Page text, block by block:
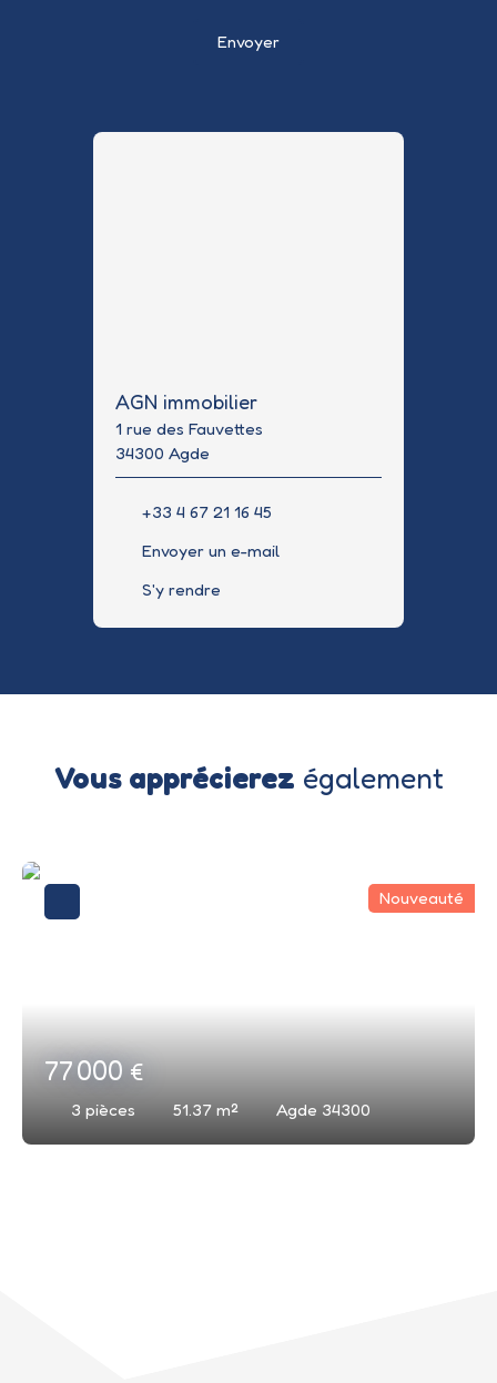
Envoyer
AGN immobilier
1 rue des Fauvettes
34300 Agde
+33 4 67 21 16 45
Envoyer un e-mail
S'y rendre
Vous apprécierez également
77 000€
3 pièces 51.37 m² Agde 34300
Nouveauté